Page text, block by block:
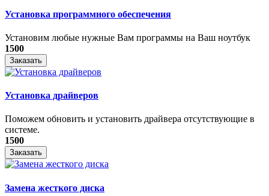
Установка программного обеспечения
Установим любые нужные Вам программы на Ваш ноутбук
1500
Заказать
Установка драйверов
Поможем обновить и установить драйвера отсутствующие в
системе.
1500
Заказать
Замена жесткого диска